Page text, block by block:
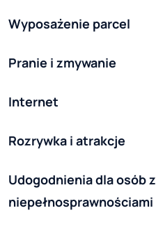
Wyposażenie parcel
Pranie i zmywanie
Internet
Rozrywka i atrakcje
Udogodnienia dla osób z
niepełnosprawnościami